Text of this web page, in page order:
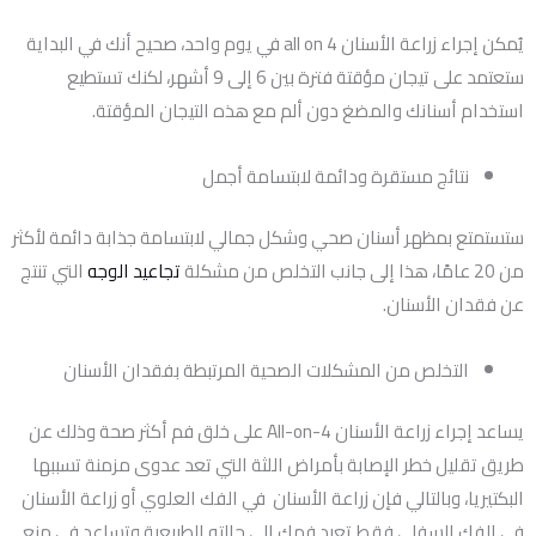
يُمكن إجراء زراعة الأسنان all on 4 في يوم واحد، صحيح أنك في البداية
ستعتمد على تيجان مؤقتة فترة بين 6 إلى 9 أشهر، لكنك تستطيع
استخدام أسنانك والمضغ دون ألم مع هذه التيجان المؤقتة.
نتائج مستقرة ودائمة لابتسامة أجمل
ستستمتع بمظهر أسنان صحي وشكل جمالي لابتسامة جذابة دائمة لأكثر
من 20 عامًا، هذا إلى جانب التخلص من مشكلة
تجاعيد الوجهالتي تنتج
عن فقدان الأسنان.
التخلص من المشكلات الصحية المرتبطة بفقدان الأسنان
يساعد إجراء زراعة الأسنان All-on-4 على خلق فم أكثر صحة وذلك عن
طريق تقليل خطر الإصابة بأمراض اللثة التي تعد عدوى مزمنة تسببها
البكتيريا، وبالتالي فإن زراعة الأسنان في الفك العلوي أو زراعة الأسنان